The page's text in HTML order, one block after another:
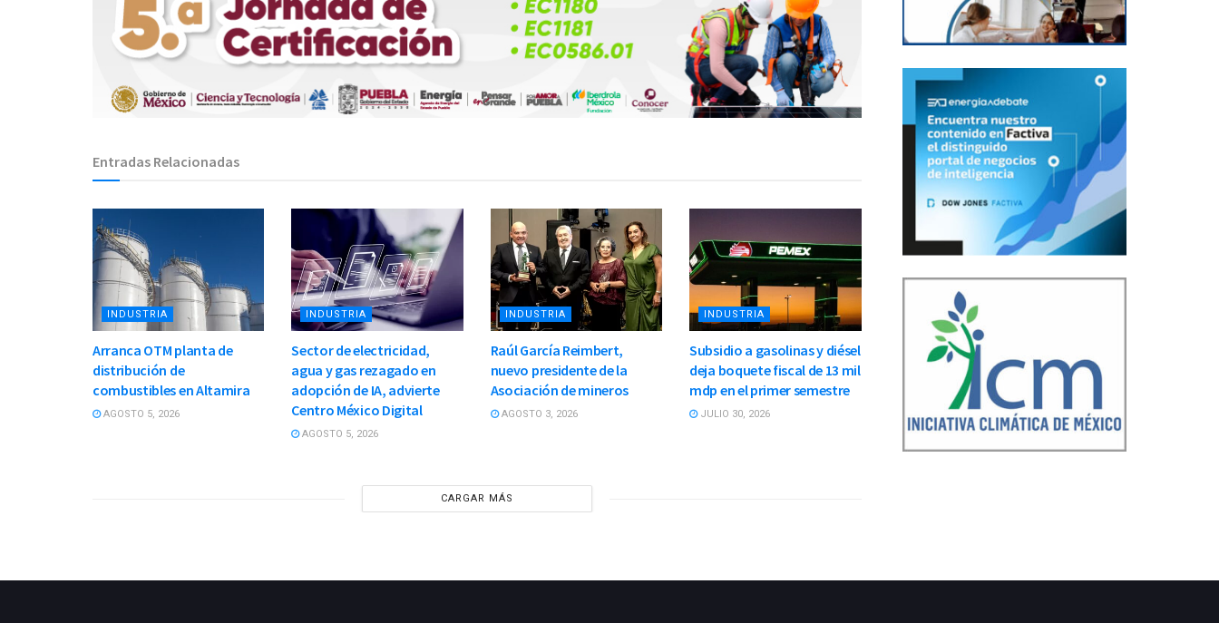
Entradas Relacionadas
INDUSTRIA
Arranca OTM planta de
distribución de
combustibles en Altamira
AGOSTO 5, 2026
INDUSTRIA
Sector de electricidad,
agua y gas rezagado en
adopción de IA, advierte
Centro México Digital
AGOSTO 5, 2026
INDUSTRIA
Raúl García Reimbert,
nuevo presidente de la
Asociación de mineros
AGOSTO 3, 2026
INDUSTRIA
Subsidio a gasolinas y diésel
deja boquete fiscal de 13 mil
mdp en el primer semestre
JULIO 30, 2026
CARGAR MÁS